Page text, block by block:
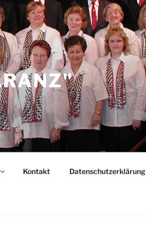
Kontakt Datenschutzerklärung